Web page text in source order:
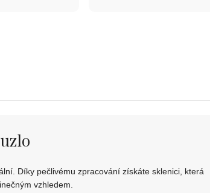
Díky pečlivému zpracování získáte sklenici, která
vzhledem.